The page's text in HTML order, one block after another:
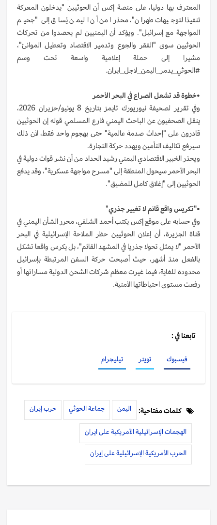
المعترف بها دوليا، على منصة إكس أن الحوثيين "يدخلون المعركة
تنفيذا لتوجيهات طهران"، محذرا من أن اليمن يُساق إلى "جحيم
المواجهة مع إسرائيل". ويؤكد أن اليمنيين لم يحصدوا من تحركات
الحوثيين سوى "الفقر والجوع وتدمير الاقتصاد وتعطيل الموانئ"،
مشيرا إلى حملة إعلامية واسعة تحت وسم
#الحوثي_يدمر_اليمن_لاجل_ايران.
•خطوة قد تشعل الصراع في البحر الأحمر
وفي تقرير لصحيفة نيوريورك تايمز بتاريخ 8 يونيو/حزيران 2026،
ينقل الصحفيون عن الباحث اليمني فارع المسلمي قوله إن الحوثيين
قادرون على "إحداث صدمة عالمية" حتى بهجوم واحد فقط، لأن ذلك
سيرفع تكاليف التأمين ويهدد حركة التجارة.
ويحذر الخبير الاقتصادي اليمني رشيد الحداد من أن نشر قوات دولية في
البحر الأحمر سيحول المنطقة إلى "مسرح مواجهة عسكرية"، وقد يدفع
الحوثيين إلى "إغلاق كامل للمضيق".
•"تكريس واقع قائم لا تغيير جذري"
وفي حسابه على موقع إكس يكتب أحمد الشلفي، محرر الشأن اليمني في
قناة الجزيرة، أن إعلان الحوثيين حظر الملاحة الإسرائيلية في البحر
الأحمر "لا يمثل تحولا جذريا في المشهد القائم"، بل يكرس واقعا تشكل
بالفعل منذ أشهر، حيث أصبحت حركة السفن المرتبطة بإسرائيل
محدودة للغاية، فيما غيرت معظم شركات الشحن الدولية مساراتها أو
رفعت مستوى احتياطاتها الأمنية.
تابعنا في :
فيسبوك تويتر تيليجرام
كلمات مفتاحية: اليمن جماعة الحوثي حرب إيران
الهجمات الإسرائيلية الأمريكية على ايران
الحرب الأمريكية الإسرائيلية على إيران